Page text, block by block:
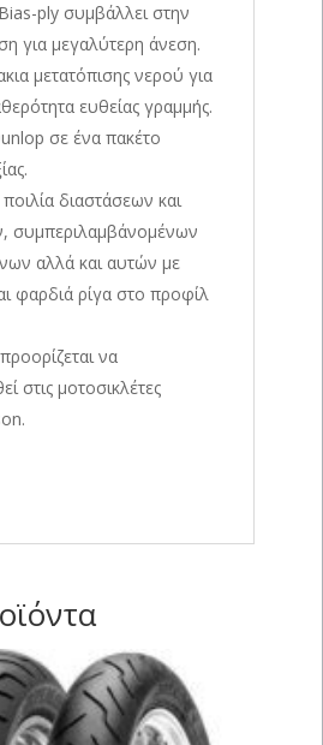
ply συμβάλλει στην
για μεγαλύτερη άνεση.
μετατόπισης νερού για
ευθείας γραμμής.
σε ένα πακέτο
διαστάσεων και
συμπεριλαμβάνομένων
αλλά και αυτών με
φαρδιά ρίγα στο προφίλ
να
στις μοτοσικλέτες